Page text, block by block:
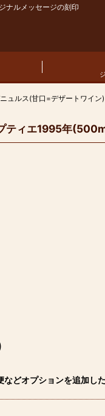
ナルメッセージの刻印
ュルス(甘口=デザートワイン)
ティエ1995年
どオプションを追加し